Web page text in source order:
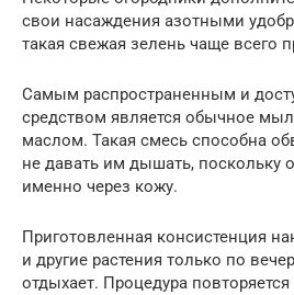
свои насаждения азотными
такая свежая зелень чаще всего
Самым распространенным и
средством является обычное
маслом. Такая смесь способна
не давать им дышать, поскольку
именно через кожу.
Приготовленная консистенция
и другие растения только по
отдыхает. Процедура